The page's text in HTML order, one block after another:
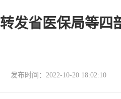
转发省医保局等四
发布时间： 2022-10-20 18:02:10